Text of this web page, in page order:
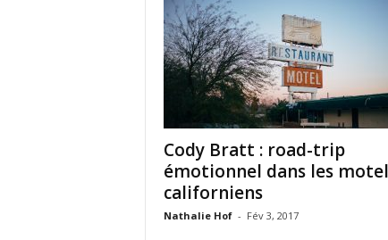
Cody Bratt : road-trip
émotionnel dans les
californiens
Nathalie Hof - Fév 3, 2017